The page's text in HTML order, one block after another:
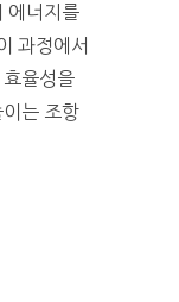
에너지를
과정에서
율성을
는 조항